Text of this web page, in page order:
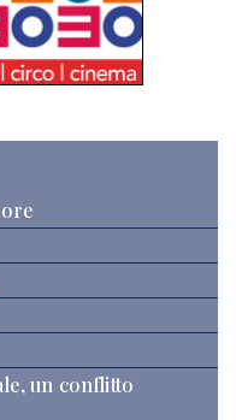
un conflitto